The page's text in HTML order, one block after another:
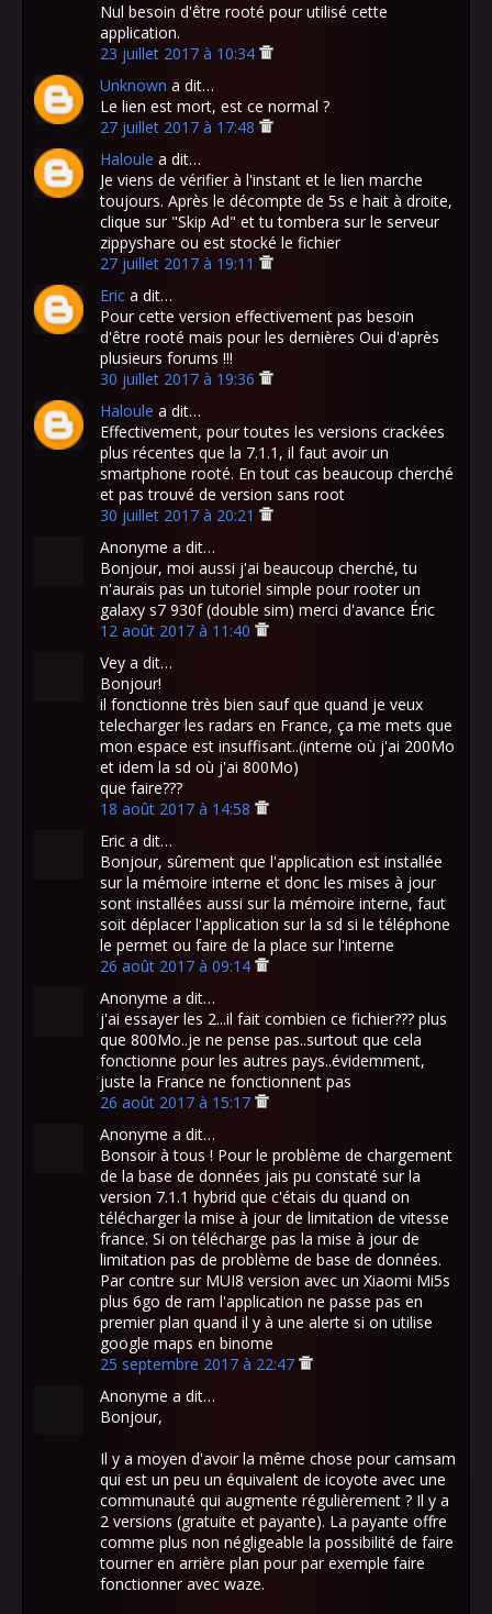
Nul besoin d'être rooté pour utilisé cette
application.
23 juillet 2017 à 10:34
Unknown a dit…
Le lien est mort, est ce normal ?
27 juillet 2017 à 17:48
Haloule a dit…
Je viens de vérifier à l'instant et le lien marche
toujours. Après le décompte de 5s e hait à droite,
clique sur "Skip Ad" et tu tombera sur le serveur
zippyshare ou est stocké le fichier
27 juillet 2017 à 19:11
Eric a dit…
Pour cette version effectivement pas besoin
d'être rooté mais pour les dernières Oui d'après
plusieurs forums !!!
30 juillet 2017 à 19:36
Haloule a dit…
Effectivement, pour toutes les versions crackées
plus récentes que la 7.1.1, il faut avoir un
smartphone rooté. En tout cas beaucoup cherché
et pas trouvé de version sans root
30 juillet 2017 à 20:21
Anonyme a dit…
Bonjour, moi aussi j'ai beaucoup cherché, tu
n'aurais pas un tutoriel simple pour rooter un
galaxy s7 930f (double sim) merci d'avance Éric
12 août 2017 à 11:40
Vey a dit…
Bonjour!
il fonctionne très bien sauf que quand je veux
telecharger les radars en France, ça me mets que
mon espace est insuffisant..(interne où j'ai 200Mo
et idem la sd où j'ai 800Mo)
que faire???
18 août 2017 à 14:58
Eric a dit…
Bonjour, sûrement que l'application est installée
sur la mémoire interne et donc les mises à jour
sont installées aussi sur la mémoire interne, faut
soit déplacer l'application sur la sd si le téléphone
le permet ou faire de la place sur l'interne
26 août 2017 à 09:14
Anonyme a dit…
j'ai essayer les 2...il fait combien ce fichier??? plus
que 800Mo..je ne pense pas..surtout que cela
fonctionne pour les autres pays..évidemment,
juste la France ne fonctionnent pas
26 août 2017 à 15:17
Anonyme a dit…
Bonsoir à tous ! Pour le problème de chargement
de la base de données jais pu constaté sur la
version 7.1.1 hybrid que c'étais du quand on
télécharger la mise à jour de limitation de vitesse
france. Si on télécharge pas la mise à jour de
limitation pas de problème de base de données.
Par contre sur MUI8 version avec un Xiaomi Mi5s
plus 6go de ram l'application ne passe pas en
premier plan quand il y à une alerte si on utilise
google maps en binome
25 septembre 2017 à 22:47
Anonyme a dit…
Bonjour,
Il y a moyen d'avoir la même chose pour camsam
qui est un peu un équivalent de icoyote avec une
communauté qui augmente régulièrement ? Il y a
2 versions (gratuite et payante). La payante offre
comme plus non négligeable la possibilité de faire
tourner en arrière plan pour par exemple faire
fonctionner avec waze.